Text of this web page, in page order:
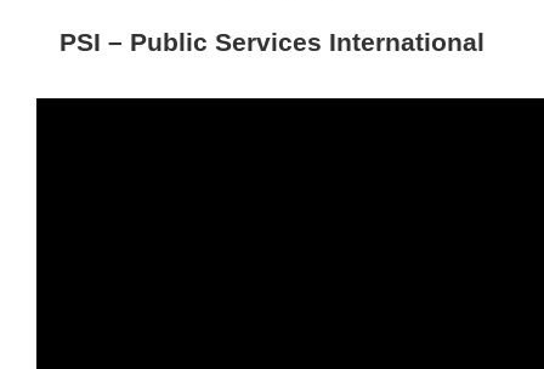
PSI – Public Services International